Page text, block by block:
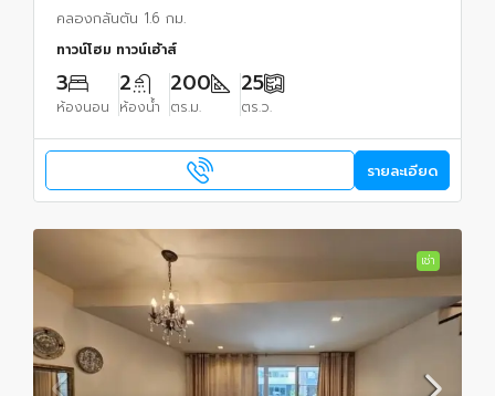
คลองกลันตัน 1.6 กม.
ทาวน์โฮม ทาวน์เฮ้าส์
3
ห้องนอน
2
ห้องน้ำ
200
ตร.ม.
25
ตร.ว.
รายละเอียด
เช่า